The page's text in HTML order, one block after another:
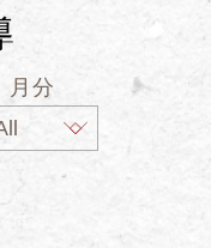
月分